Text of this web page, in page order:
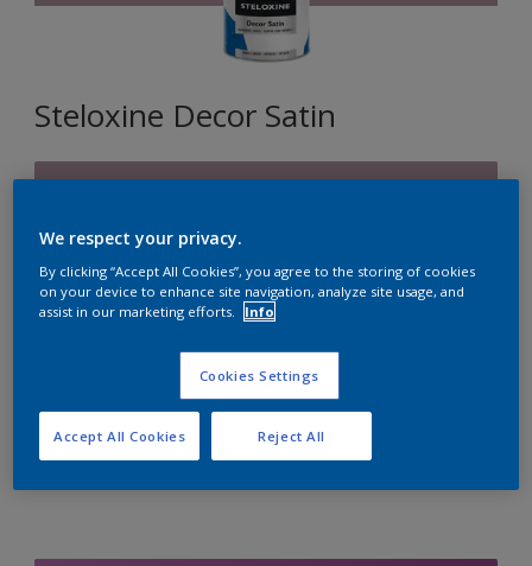
Steloxine Decor Satin
Format
1L
We respect your privacy.
By clicking “Accept All Cookies”, you agree to the storing of cookies
on your device to enhance site navigation, analyze site usage, and
assist in our marketing efforts.
Info
Cookies Settings
Reject All
Accept All Cookies